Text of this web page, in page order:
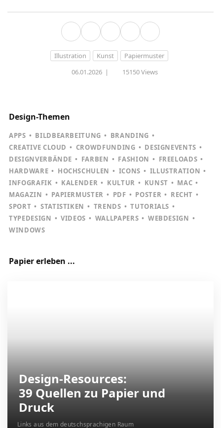
Illustration Kunst
Papiermuster
06.01.2026 | 15150 Views
Design-Themen
APPS BILDBEARBEITUNG
BRANDING
CREATIVE CLOUD
CROWDFUNDING
DESIGNEVENTS
DESIGNVERBÄNDE
FARBEN FASHION
FREELOADS
HARDWARE
HOCHSCHULEN ICONS
ILLUSTRATION
INFOGRAFIK
KALENDER KULTUR KUNST
MAC
MAGAZIN
PAPIERMUSTER PDF POSTER
RECHT
SPORT
STATISTIKEN TRENDS
TUTORIALS
TYPEDESIGN
VIDEOS WALLPAPERS
WEBDESIGN
WINDOWS
Papier erleben ...
Design-Resources:
39 Quellen zu Papier und
Druck
Links aus dem deutschsprachigen Raum